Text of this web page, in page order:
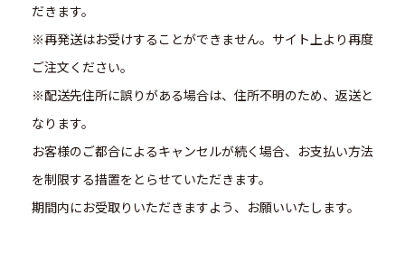
だきます。
※再発送はお受けすることができません。サイト上より再度
ご注文ください。
※配送先住所に誤りがある場合は、住所不明のため、返送と
なります。
お客様のご都合によるキャンセルが続く場合、お支払い方法
を制限する措置をとらせていただきます。
期間内にお受取りいただきますよう、お願いいたします。